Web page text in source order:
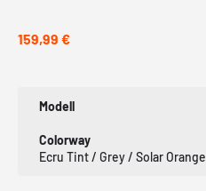
159,99 €
Modell
Colorway
Ecru Tint / Grey / Solar Orange